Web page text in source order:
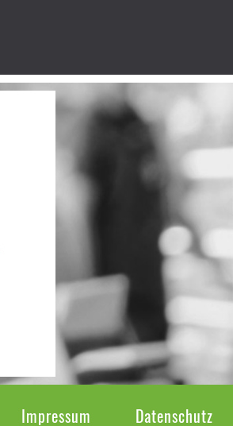
Impressum Datenschutz